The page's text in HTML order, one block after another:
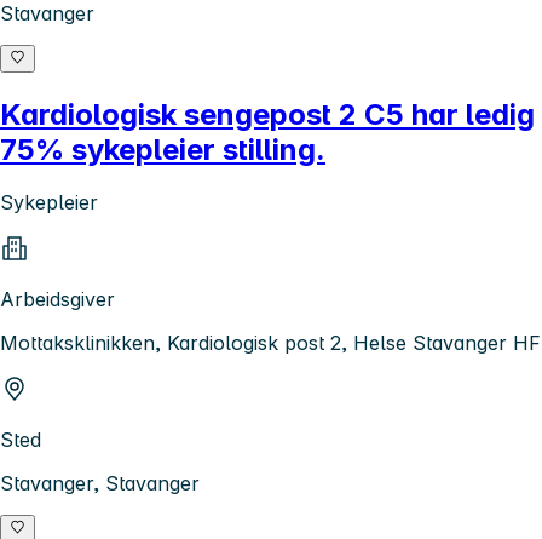
Stavanger
Kardiologisk sengepost 2 C5 har ledig
75% sykepleier stilling.
Sykepleier
Arbeidsgiver
Mottaksklinikken, Kardiologisk post 2, Helse Stavanger HF
Sted
Stavanger, Stavanger